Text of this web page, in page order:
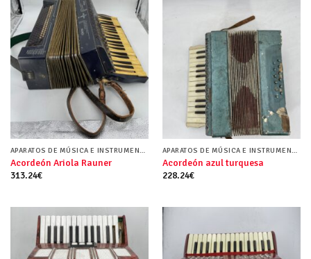
Acordeón Ariola Rauner
313.24€
Acordeón azul turquesa
228.24€